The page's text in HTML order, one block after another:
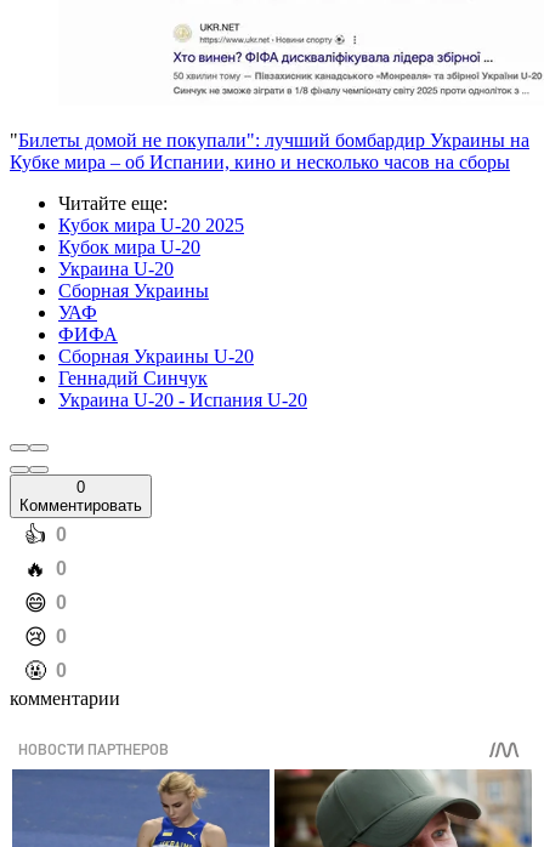
"Билеты домой не покупали": лучший бомбардир Украины на
Кубке мира – об Испании, кино и несколько часов на сборы
Читайте еще:
Кубок мира U-20 2025
Кубок мира U-20
Украина U-20
Сборная Украины
УАФ
ФИФА
Сборная Украины U-20
Геннадий Синчук
Украина U-20 - Испания U-20
0
Комментировать
️👍 0
️🔥 0
️😄 0
️😢 0
️🤬 0
комментарии